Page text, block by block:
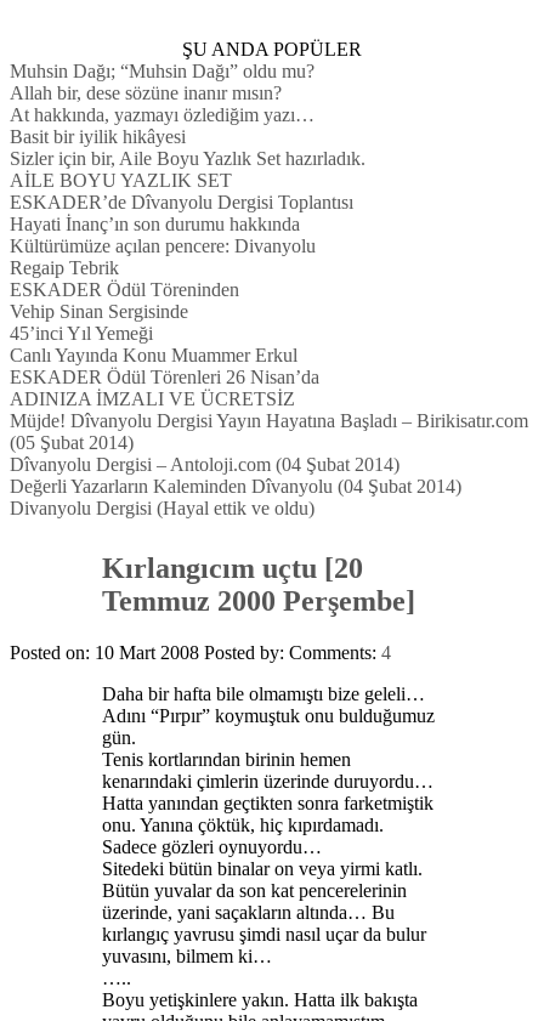
ŞU ANDA POPÜLER
Muhsin Dağı; “Muhsin Dağı” oldu mu?
Allah bir, dese sözüne inanır mısın?
At hakkında, yazmayı özlediğim yazı…
Basit bir iyilik hikâyesi
Sizler için bir, Aile Boyu Yazlık Set hazırladık.
AİLE BOYU YAZLIK SET
ESKADER’de Dîvanyolu Dergisi Toplantısı
Hayati İnanç’ın son durumu hakkında
Kültürümüze açılan pencere: Divanyolu
Regaip Tebrik
ESKADER Ödül Töreninden
Vehip Sinan Sergisinde
45’inci Yıl Yemeği
Canlı Yayında Konu Muammer Erkul
ESKADER Ödül Törenleri 26 Nisan’da
ADINIZA İMZALI VE ÜCRETSİZ
Müjde! Dîvanyolu Dergisi Yayın Hayatına Başladı – Birikisatır.com
(05 Şubat 2014)
Dîvanyolu Dergisi – Antoloji.com (04 Şubat 2014)
Değerli Yazarların Kaleminden Dîvanyolu (04 Şubat 2014)
Divanyolu Dergisi (Hayal ettik ve oldu)
Kırlangıcım uçtu [20
Temmuz 2000 Perşembe]
Posted on: 10 Mart 2008 Posted by: Comments: 4
Daha bir hafta bile olmamıştı bize geleli…
Adını “Pırpır” koymuştuk onu bulduğumuz
gün.
Tenis kortlarından birinin hemen
kenarındaki çimlerin üzerinde duruyordu…
Hatta yanından geçtikten sonra farketmiştik
onu. Yanına çöktük, hiç kıpırdamadı.
Sadece gözleri oynuyordu…
Sitedeki bütün binalar on veya yirmi katlı.
Bütün yuvalar da son kat pencerelerinin
üzerinde, yani saçakların altında… Bu
kırlangıç yavrusu şimdi nasıl uçar da bulur
yuvasını, bilmem ki…
…..
Boyu yetişkinlere yakın. Hatta ilk bakışta